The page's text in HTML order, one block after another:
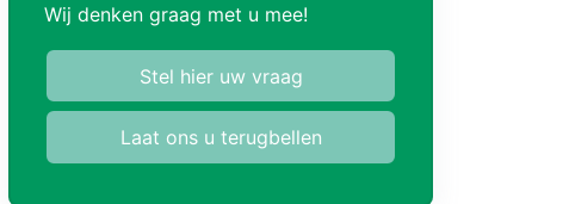
Wij denken graag met u mee!
Stel hier uw vraag
Laat ons u terugbellen